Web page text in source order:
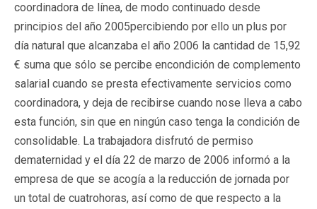
coordinadora de línea, de modo continuado desde
principios del año 2005percibiendo por ello un plus por
día natural que alcanzaba el año 2006 la cantidad de 15,92
€ suma que sólo se percibe encondición de complemento
salarial cuando se presta efectivamente servicios como
coordinadora, y deja de recibirse cuando nose lleva a cabo
esta función, sin que en ningún caso tenga la condición de
consolidable. La trabajadora disfrutó de permiso
dematernidad y el día 22 de marzo de 2006 informó a la
empresa de que se acogía a la reducción de jornada por
un total de cuatrohoras, así como de que respecto a la